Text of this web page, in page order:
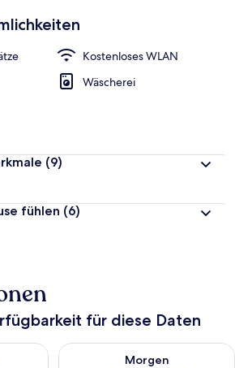
Kostenloses WLAN
Wäscherei
(9)
fühlen (6)
für diese Daten
für heute Nacht, Aug. 6 - Aug. 7.
Morgen
Überprüfe die Verfügbarkeit